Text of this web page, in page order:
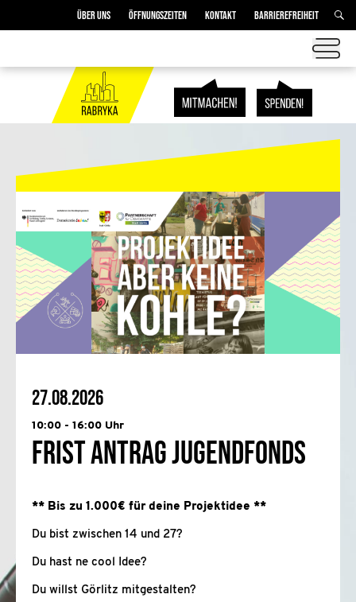
ÜBER UNS ÖFFNUNGSZEITEN KONTAKT BARRIEREFREIHEIT
27.08.2026
10:00 - 16:00 Uhr
Frist Antrag Jugendfonds
** Bis zu 1.000€ für deine Projektidee **
Du bist zwischen 14 und 27?
Du hast ne cool Idee?
Du willst Görlitz mitgestalten?